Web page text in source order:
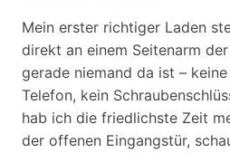
Mein erster richtiger Laden
direkt an einem Seitenarm
gerade niemand da ist –
Telefon, kein
hab ich die friedlichste Zeit
der offenen Eingangstür,